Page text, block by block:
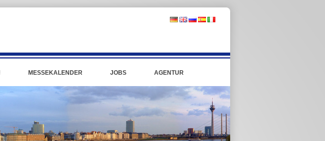
MESSEKALENDER JOBS AGENTUR